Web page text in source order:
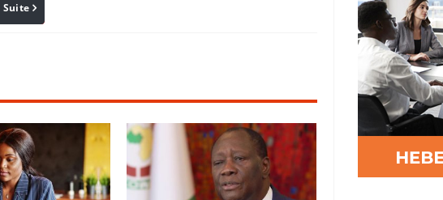
Pinterest
Suite